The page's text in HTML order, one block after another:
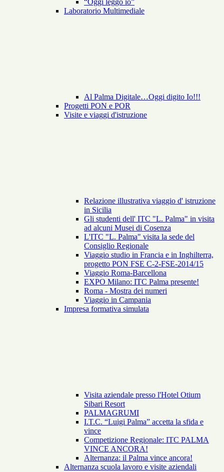
“Oggi leggo io”
Laboratorio Multimediale
Al Palma Digitale…Oggi digito Io!!!
Progetti PON e POR
Visite e viaggi d'istruzione
Relazione illustrativa viaggio d' istruzione
in Sicilia
Gli studenti dell' ITC "L. Palma" in visita
ad alcuni Musei di Cosenza
L'ITC "L. Palma" visita la sede del
Consiglio Regionale
Viaggio studio in Francia e in Inghilterra,
progetto PON FSE C-2-FSE-2014/15
Viaggio Roma-Barcellona
EXPO Milano: ITC Palma presente!
Roma - Mostra dei numeri
Viaggio in Campania
Impresa formativa simulata
Visita aziendale presso l'Hotel Otium
Sibari Resort
PALMAGRUMI
I.T.C. “Luigi Palma” accetta la sfida e
vince
Competizione Regionale: ITC PALMA
VINCE ANCORA!
Alternanza: il Palma vince ancora!
Alternanza scuola lavoro e visite aziendali